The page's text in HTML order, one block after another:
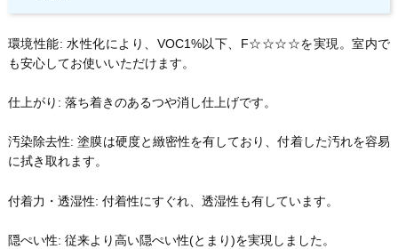
環境性能: 水性化により、VOC1%以下、F☆☆☆☆を実現。室内で
も安心してお使いいただけます。
仕上がり: 落ち着きのあるつや消し仕上げです。
汚染除去性: 塗膜は硬度と緻密性を有しており、付着した汚れを容易
に拭き取れます。
付着力・透湿性: 付着性にすぐれ、透湿性も有しています。
隠ぺい性: 従来より高い隠ぺい性(とまり)を実現しました。